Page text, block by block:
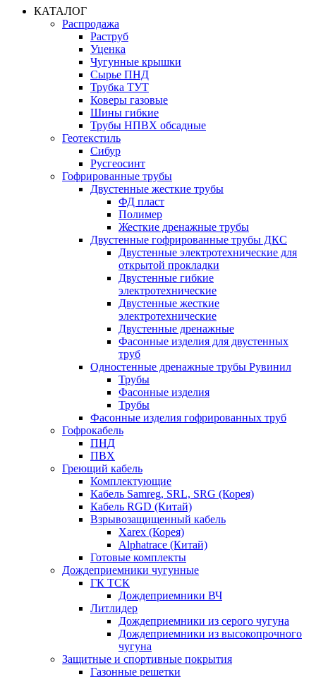
КАТАЛОГ
Распродажа
Раструб
Уценка
Чугунные крышки
Сырье ПНД
Трубка ТУТ
Коверы газовые
Шины гибкие
Трубы НПВХ обсадные
Геотекстиль
Сибур
Русгеосинт
Гофрированные трубы
Двустенные жесткие трубы
ФД пласт
Полимер
Жесткие дренажные трубы
Двустенные гофрированные трубы ДКС
Двустенные электротехнические для
открытой прокладки
Двустенные гибкие
электротехнические
Двустенные жесткие
электротехнические
Двустенные дренажные
Фасонные изделия для двустенных
труб
Одностенные дренажные трубы Рувинил
Трубы
Фасонные изделия
Трубы
Фасонные изделия гофрированных труб
Гофрокабель
ПНД
ПВХ
Греющий кабель
Комплектующие
Кабель Samreg, SRL, SRG (Корея)
Кабель RGD (Китай)
Взрывозащищенный кабель
Xarex (Корея)
Alphatrace (Китай)
Готовые комплекты
Дождеприемники чугунные
ГК ТСК
Дождеприемники ВЧ
Литлидер
Дождеприемники из серого чугуна
Дождеприемники из высокопрочного
чугуна
Защитные и спортивные покрытия
Газонные решетки